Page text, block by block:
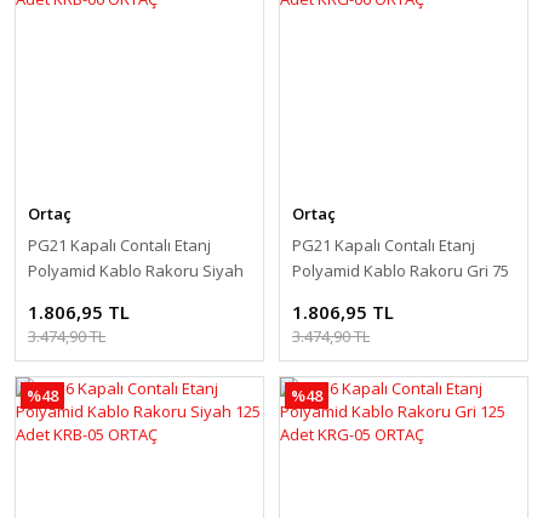
Ortaç
PG21 Kapalı Contalı Etanj
Polyamid Kablo Rakoru Siyah
1.806,95 TL
3.474,90 TL
Ortaç
PG21 Kapalı Contalı Etanj
Polyamid Kablo Rakoru Gri 75
1.806,95 TL
3.474,90 TL
%48 %48